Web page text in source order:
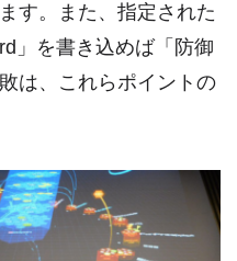
す。また、指定された
」を書き込めば「防御
は、これらポイントの